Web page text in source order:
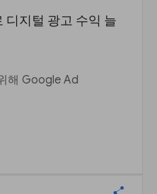
지털 광고 수익 늘
해 Google Ad